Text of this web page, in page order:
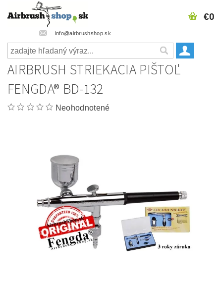
info@airbrushshop.sk
€0
AIRBRUSH STRIEKACIA PIŠTOĽ
FENGDA® BD-132
Neohodnotené